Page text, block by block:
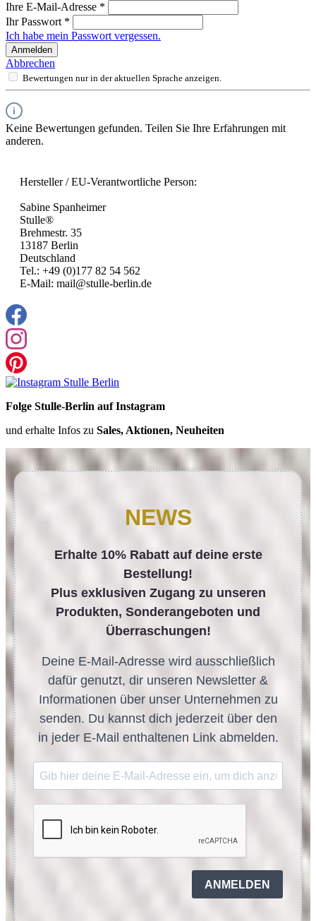
Ihre E-Mail-Adresse *
Ihr Passwort *
Ich habe mein Passwort vergessen.
Anmelden
Abbrechen
Bewertungen nur in der aktuellen Sprache anzeigen.
Keine Bewertungen gefunden. Teilen Sie Ihre Erfahrungen mit
anderen.
Hersteller / EU-Verantwortliche Person:
Sabine Spanheimer
Stulle®
Brehmestr. 35
13187 Berlin
Deutschland
Tel.: +49 (0)177 82 54 562
E-Mail: mail@stulle-berlin.de
Folge Stulle-Berlin auf Instagram
und erhalte Infos zu Sales, Aktionen, Neuheiten
NEWS
Erhalte 10% Rabatt auf deine erste
Bestellung!
Plus exklusiven Zugang zu unseren
Produkten, Sonderangeboten und
Überraschungen!
Deine E-Mail-Adresse wird ausschließlich
dafür genutzt, dir unseren Newsletter &
Informationen über unser Unternehmen zu
senden. Du kannst dich jederzeit über den
in jeder E-Mail enthaltenen Link abmelden.
ANMELDEN